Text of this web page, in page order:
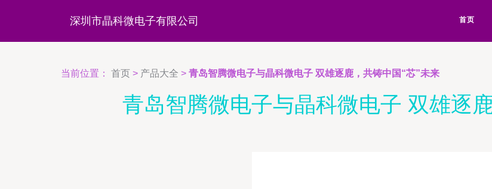
深圳市晶科微电子有限公司 首页
当前位置： 首页 > 产品大全 > 青岛智腾微电子与晶科微电子 双雄逐鹿，共铸中国“芯”未来
青岛智腾微电子与晶科微电子 双雄逐